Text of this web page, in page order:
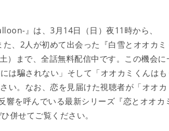
』は、3月14日（日）夜11時から、
、2人が初めて出会った『白雪とオオカミ
）まで、全話無料配信中です。この機会に
は騙されない」そして「オオカミくんはも
。なお、恋を見届けた視聴者が「オオカ
響を呼んでいる最新シリーズ『恋とオオカ
併せてご覧ください。